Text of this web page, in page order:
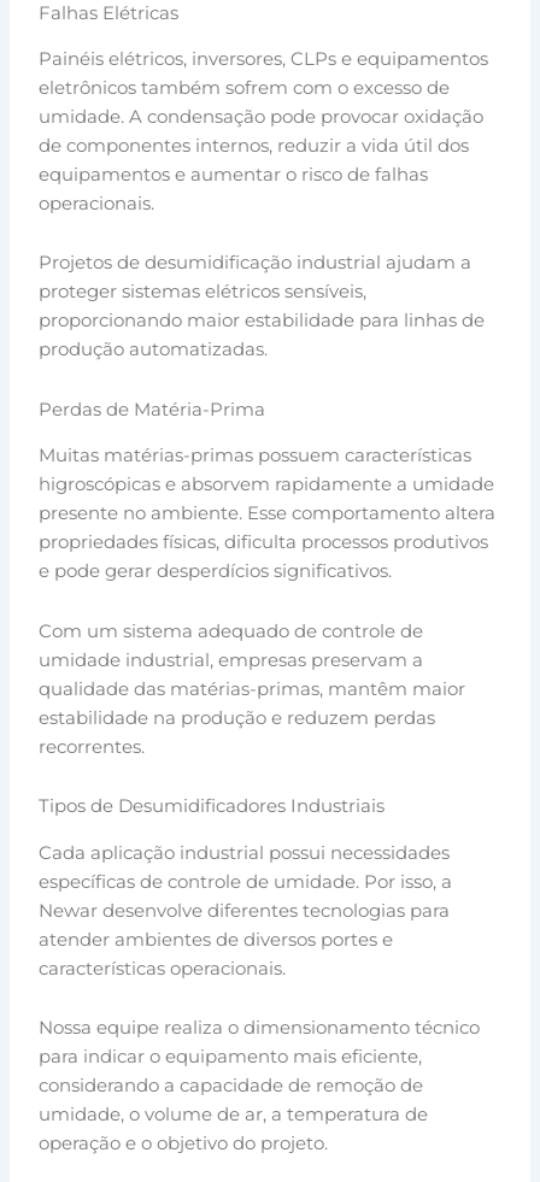
Falhas Elétricas
Painéis elétricos, inversores, CLPs e equipamentos
eletrônicos também sofrem com o excesso de
umidade. A condensação pode provocar oxidação
de componentes internos, reduzir a vida útil dos
equipamentos e aumentar o risco de falhas
operacionais.
Projetos de desumidificação industrial ajudam a
proteger sistemas elétricos sensíveis,
proporcionando maior estabilidade para linhas de
produção automatizadas.
Perdas de Matéria-Prima
Muitas matérias-primas possuem características
higroscópicas e absorvem rapidamente a umidade
presente no ambiente. Esse comportamento altera
propriedades físicas, dificulta processos produtivos
e pode gerar desperdícios significativos.
Com um sistema adequado de controle de
umidade industrial, empresas preservam a
qualidade das matérias-primas, mantêm maior
estabilidade na produção e reduzem perdas
recorrentes.
Tipos de Desumidificadores Industriais
Cada aplicação industrial possui necessidades
específicas de controle de umidade. Por isso, a
Newar desenvolve diferentes tecnologias para
atender ambientes de diversos portes e
características operacionais.
Nossa equipe realiza o dimensionamento técnico
para indicar o equipamento mais eficiente,
considerando a capacidade de remoção de
umidade, o volume de ar, a temperatura de
operação e o objetivo do projeto.